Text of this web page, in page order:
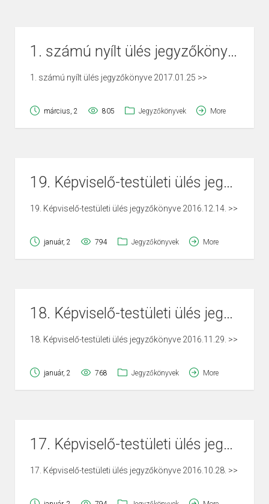
1. számú nyílt ülés jegyzőkönyve 2017.01.25
1. számú nyílt ülés jegyzőkönyve 2017.01.25 >>
március, 2 805 Jegyzőkönyvek More
19. Képviselő-testületi ülés jegyzőkönyve 2016.12.14.
19. Képviselő-testületi ülés jegyzőkönyve 2016.12.14. >>
január, 2 794 Jegyzőkönyvek More
18. Képviselő-testületi ülés jegyzőkönyve 2016.11.29.
18. Képviselő-testületi ülés jegyzőkönyve 2016.11.29. >>
január, 2 768 Jegyzőkönyvek More
17. Képviselő-testületi ülés jegyzőkönyve 2016.10.28.
17. Képviselő-testületi ülés jegyzőkönyve 2016.10.28. >>